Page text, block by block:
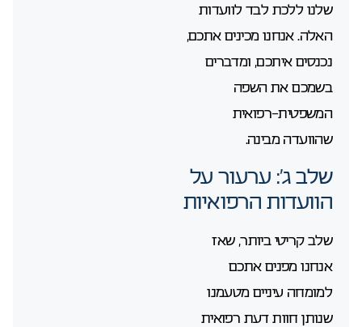
שלנו ללכת לבד לוועדות
האלה. אנחנו מכינים אתכם,
נכנסים איתכם, ומדברים
בשמכם את השפה
המשפטית-רפואית
שהוועדה מבינה.
שלב ג’: ערעור על
הוועדות הרפואיות
שלב קריטי ביותר, שאז
אנחנו מפנים אתכם
למומחה עיניים מטעמנו
שנותן חוות דעת רפואית